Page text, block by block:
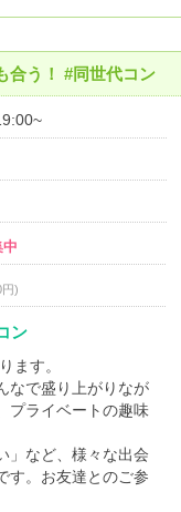
合う！ #同世代コン
)
ン
ます。
なで盛り上がりなが
プライベートの趣味
」など、様々な出会
す。お友達とのご参